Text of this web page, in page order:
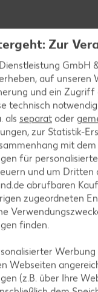
Hilfe werdet ihr
Lies hier mehr zu
vielem mehr.
Zur
GmbH
auf unseren
und ein
technisch
als separat oder
zur Statistik-
mit
für
und um Dritten
abrufbaren
zugeordneten
finden.
Webseiten
(z.B. über Ihre